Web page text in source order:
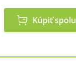
Kúpiť spolu